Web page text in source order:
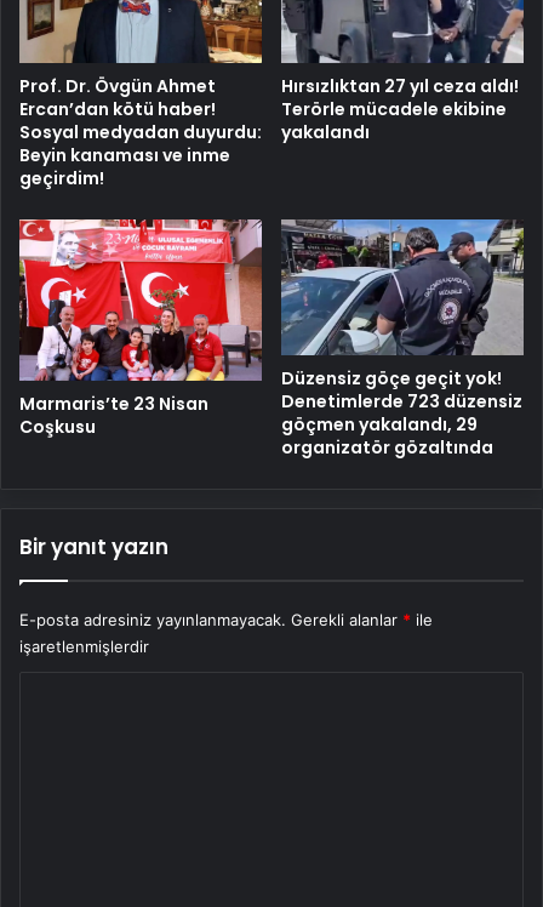
Prof. Dr. Övgün Ahmet
Ercan’dan kötü haber!
Sosyal medyadan duyurdu:
Beyin kanaması ve inme
geçirdim!
Hırsızlıktan 27 yıl ceza aldı!
Terörle mücadele ekibine
yakalandı
Marmaris’te 23 Nisan
Coşkusu
Düzensiz göçe geçit yok!
Denetimlerde 723 düzensiz
göçmen yakalandı, 29
organizatör gözaltında
Bir yanıt yazın
E-posta adresiniz yayınlanmayacak. Gerekli alanlar * ile
işaretlenmişlerdir